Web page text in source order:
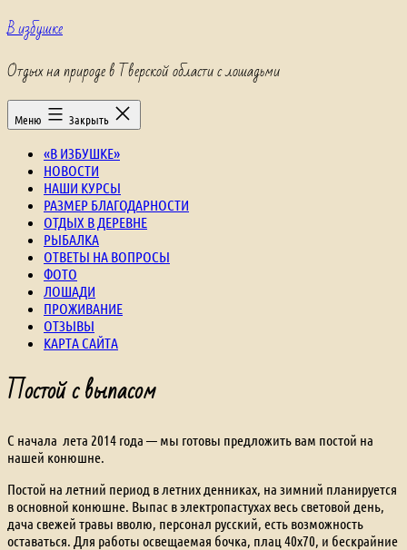
Перейти
к
В избушке
Отдых на природе в Тверской области с лошадьми
Меню Закрыть
«В ИЗБУШКЕ»
НОВОСТИ
НАШИ КУРСЫ
РАЗМЕР БЛАГОДАРНОСТИ
ОТДЫХ В ДЕРЕВНЕ
РЫБАЛКА
ОТВЕТЫ НА ВОПРОСЫ
ФОТО
ЛОШАДИ
ПРОЖИВАНИЕ
ОТЗЫВЫ
КАРТА САЙТА
Постой с выпасом
С начала лета 2014 года — мы готовы предложить вам постой на
нашей конюшне.
Постой на летний период в летних денниках, на зимний планируется
в основной конюшне. Выпас в электропастухах весь световой день,
дача свежей травы вволю, персонал русский, есть возможность
оставаться. Для работы освещаемая бочка, плац 40х70, и бескрайние